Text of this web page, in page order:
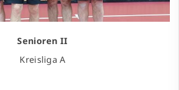
Senioren II
Kreisliga A